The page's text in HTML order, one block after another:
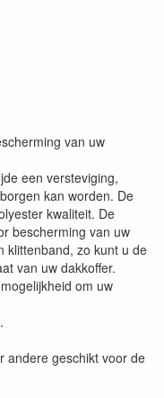
van uw
een versteviging,
kan worden. De
kwaliteit. De
bescherming van uw
klittenband, zo kunt u de
van uw dakkoffer.
om uw
andere geschikt voor de